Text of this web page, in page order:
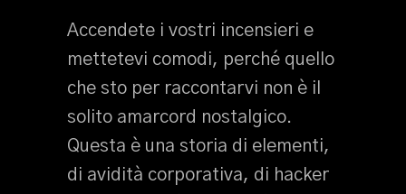
Accendete i vostri incensieri e
mettetevi comodi, perché quello
che sto per raccontarvi non è il
solito amarcord nostalgico.
Questa è una storia di elementi,
di avidità corporativa, di hacker